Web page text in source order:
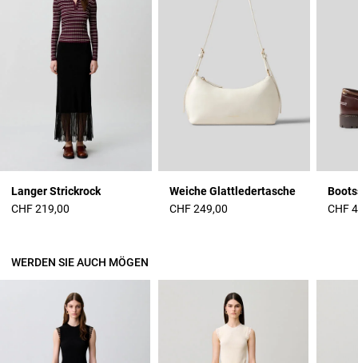
Langer Strickrock
CHF 219,00
Weiche Glattledertasche
CHF 249,00
CHF
WERDEN SIE AUCH MÖGEN